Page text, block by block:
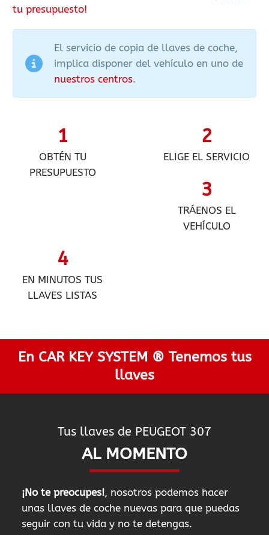
tu presupuesto!
El servicio de copia de llaves de coche,
implica disponer del vehículo en uno de
nuestros centros.
1
OBTÉN TU
PRESUPUESTO
2
ELIGE EL SERVICIO
3
TRÁENOS EL
VEHÍCULO
4
EN MINUTOS TUS
LLAVES LISTAS
En CAR KEY SYSTEM ® Tenemos tus
llaves
Tus llaves de PEUGEOT 307
AL MOMENTO
¡No te preocupes!, nosotros podemos hacer
unas llaves de coche nuevas para que puedas
seguir con tu vida y no te detengas.